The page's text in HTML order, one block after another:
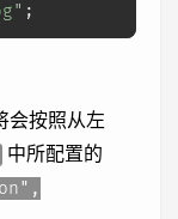
;
会按照从左
中所配置的